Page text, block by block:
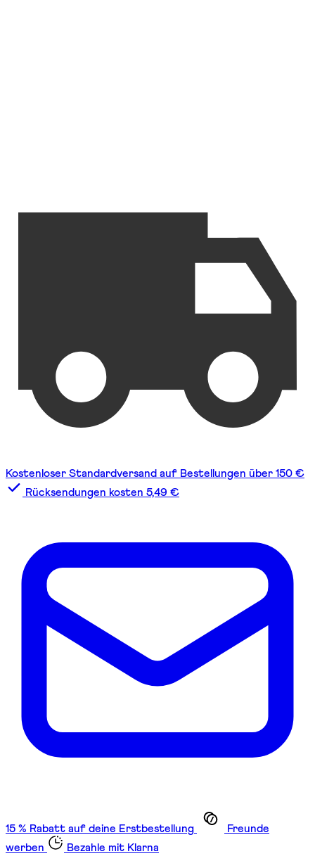
Kostenloser Standardversand auf Bestellungen über 150 €
Rücksendungen kosten 5,49 €
15 % Rabatt auf deine Erstbestellung
Freunde
werben
Bezahle mit Klarna